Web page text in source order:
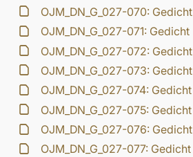
OJM_DN_G_027-070: Gedicht
OJM_DN_G_027-071: Gedicht
OJM_DN_G_027-072: Gedicht
OJM_DN_G_027-073: Gedicht
OJM_DN_G_027-074: Gedicht
OJM_DN_G_027-075: Gedicht
OJM_DN_G_027-076: Gedicht
OJM_DN_G_027-077: Gedicht